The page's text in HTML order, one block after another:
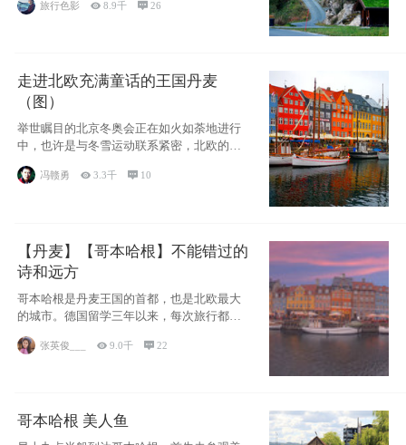
旅行色影 8.9千 26
走进北欧充满童话的王国丹麦
（图）
举世瞩目的北京冬奥会正在如火如荼地进行
中，也许是与冬雪运动联系紧密，北欧的一
些国家因
冯赣勇 3.3千  10
【丹麦】【哥本哈根】不能错过的
诗和远方
哥本哈根是丹麦王国的首都，也是北欧最大
的城市。德国留学三年以来，每次旅行都是
张英俊___ 9.0千 22
哥本哈根 美人鱼